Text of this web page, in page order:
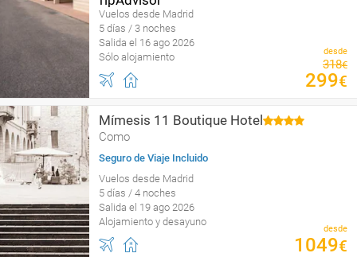
Vuelos desde Madrid
5 días / 3 noches
Salida el 16 ago 2026
Sólo alojamiento
desde
318€
299€
Mímesis 11 Boutique Hotel
Como
Seguro de Viaje Incluido
Vuelos desde Madrid
5 días / 4 noches
Salida el 19 ago 2026
Alojamiento y desayuno
desde
1049€